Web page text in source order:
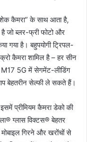
कैमरा” के साथ आता है,
जो ब्लर-फ्री फोटो और
गया है। बहुपयोगी ट्रिपल-
कैमरा शामिल है – हर सीन
M17 5G में सेगमेंट-लीडिंग
बेहतरीन सेल्फी ले सकते हैं।
प्रीमियम कैमरा डेको की
ग्लास विक्टस® बेहतर
गिरने और खरोंचों से